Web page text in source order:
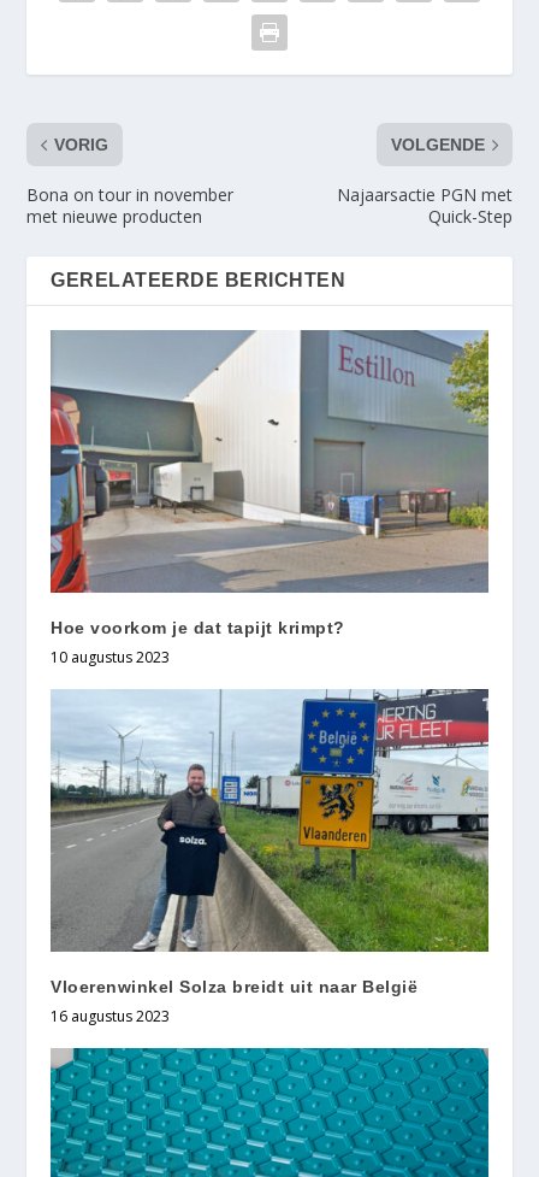
VORIG
Bona on tour in november
met nieuwe producten
VOLGENDE
Najaarsactie PGN met
Quick-Step
GERELATEERDE BERICHTEN
Hoe voorkom je dat tapijt krimpt?
10 augustus 2023
Vloerenwinkel Solza breidt uit naar België
16 augustus 2023